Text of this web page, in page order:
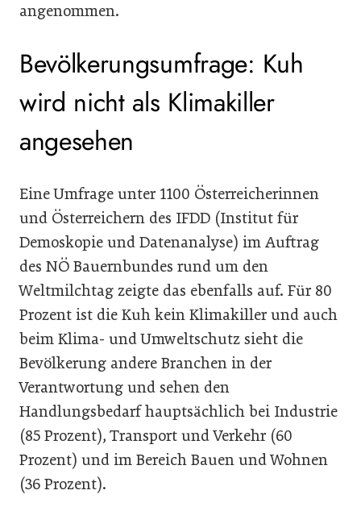
angenommen.
Bevölkerungsumfrage: Kuh
wird nicht als Klimakiller
angesehen
Eine Umfrage unter 1100 Österreicherinnen
und Österreichern des IFDD (Institut für
Demoskopie und Datenanalyse) im Auftrag
des NÖ Bauernbundes rund um den
Weltmilchtag zeigte das ebenfalls auf. Für 80
Prozent ist die Kuh kein Klimakiller und auch
beim Klima- und Umweltschutz sieht die
Bevölkerung andere Branchen in der
Verantwortung und sehen den
Handlungsbedarf hauptsächlich bei Industrie
(85 Prozent), Transport und Verkehr (60
Prozent) und im Bereich Bauen und Wohnen
(36 Prozent).